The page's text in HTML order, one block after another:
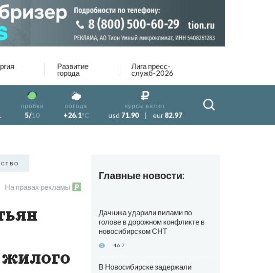
Развитие
города
Лига пресс-
служб-2026
пробки
5/10
погода
+26.1°C
курсы валют
usd 71.90 | eur 82.97
На правах рекламы
жилого
Главные новости:
Дачника ударили вилами по
голове в дорожном конфликте в
новосибирском СНТ
467
В Новосибирске задержали